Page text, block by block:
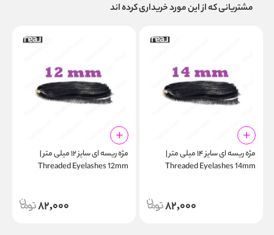
مشتریانی که از این مورد خریداری کرده اند
مژه ریسه‌ ای سایز ۱۴ میلی‌ متر |
Threaded Eyelashes 14mm
82,000
مژه ریسه‌ ای سایز ۱۲ میلی‌ متر |
Threaded Eyelashes 12mm
82,000